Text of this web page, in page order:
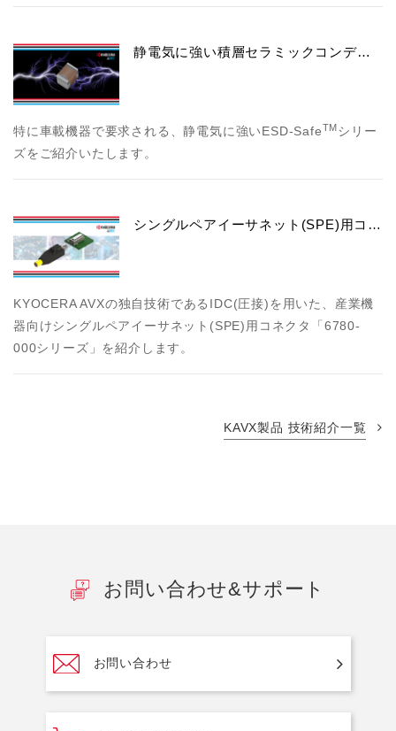
静電気に強い積層セラミックコンデ…
特に車載機器で要求される、静電気に強いESD-SafeTMシリー
ズをご紹介いたします。
シングルペアイーサネット(SPE)用コ…
KYOCERA AVXの独自技術であるIDC(圧接)を用いた、産業機
器向けシングルペアイーサネット(SPE)用コネクタ「6780-
000シリーズ」を紹介します。
KAVX製品 技術紹介一覧
お問い合わせ&サポート
お問い合わせ